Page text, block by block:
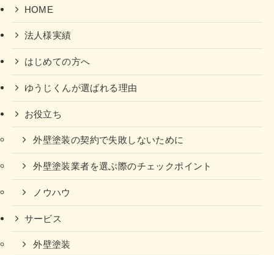
HOME
法人様実績
はじめての方へ
ゆうじくんが選ばれる理由
お役立ち
外壁塗装の契約で失敗しないために
外壁塗装業者を選ぶ際のチェックポイント
ノウハウ
サービス
外壁塗装